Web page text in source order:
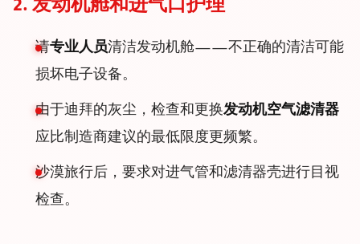
2. 发动机舱和进气口护理
请专业人员清洁发动机舱——不正确的清洁可能
损坏电子设备。
由于迪拜的灰尘，检查和更换发动机空气滤清器
应比制造商建议的最低限度更频繁。
沙漠旅行后，要求对进气管和滤清器壳进行目视
检查。